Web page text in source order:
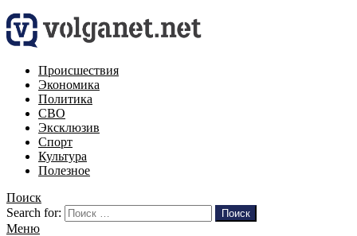
Происшествия
Экономика
Политика
СВО
Эксклюзив
Спорт
Культура
Полезное
Поиск
Search for:
Поиск
Меню